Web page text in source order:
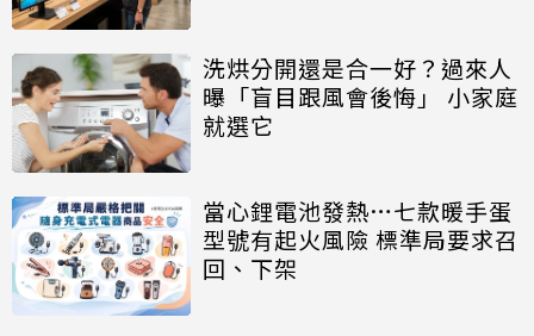
洗烘分開還是合一好？過來人
曝「盲目跟風會後悔」 小家庭
就選它
當心鋰電池發熱…七款暖手蛋
型號有起火風險 標準局要求召
回、下架